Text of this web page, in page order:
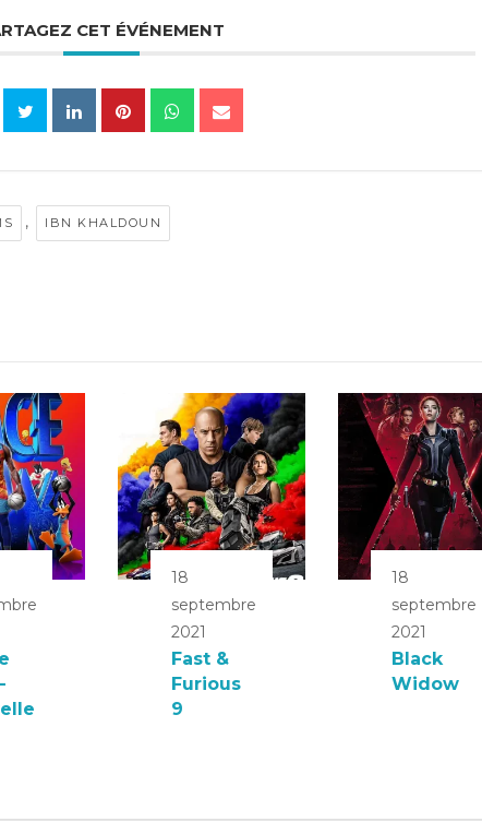
CET ÉVÉNEMENT
, IBN KHALDOUN
18
septembre
2021
Fast &
Furious
9
18
septembre
2021
Black
Widow